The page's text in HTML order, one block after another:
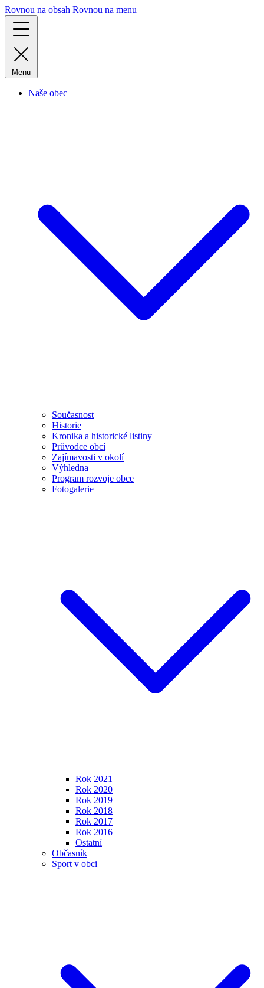
Rovnou na obsah Rovnou na menu
Menu
Naše obec
Současnost
Historie
Kronika a historické listiny
Průvodce obcí
Zajímavosti v okolí
Výhledna
Program rozvoje obce
Fotogalerie
Rok 2021
Rok 2020
Rok 2019
Rok 2018
Rok 2017
Rok 2016
Ostatní
Občasník
Sport v obci